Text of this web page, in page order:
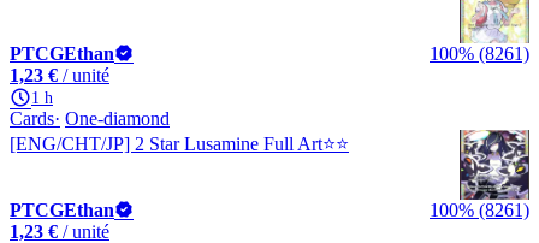
PTCGEthan
100% (8261)
1,23 € / unité
1 h
Cards One-diamond
[ENG/CHT/JP] 2 Star Lusamine Full Art⭐️⭐️
PTCGEthan
100% (8261)
1,23 € / unité